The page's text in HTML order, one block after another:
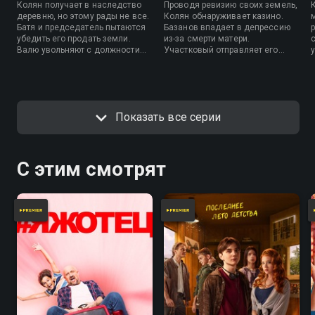
Колян получает в наследство
деревню, но этому рады не все.
Батя и председатель пытаются
убедить его продать земли.
Валю увольняют с должности
Проводя ревизию своих земель,
Колян обнаруживает казино.
Базанов впадает в депрессию
из-за смерти матери.
Участковый отправляет его
Показать все серии
С этим смотрят